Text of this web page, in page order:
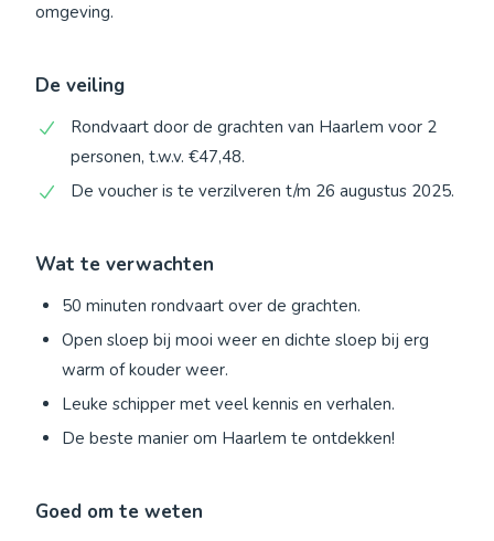
omgeving.
De veiling
Rondvaart door de grachten van Haarlem voor 2
personen, t.w.v. €47,48.
De voucher is te verzilveren t/m 26 augustus 2025.
Wat te verwachten
50 minuten rondvaart over de grachten.
Open sloep bij mooi weer en dichte sloep bij erg
warm of kouder weer.
Leuke schipper met veel kennis en verhalen.
De beste manier om Haarlem te ontdekken!
Goed om te weten